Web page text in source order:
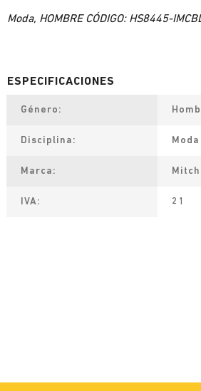
Moda, HOMBRE CÓDIGO: HS8445-
Género
Disciplina Moda
Marca
IVA 21